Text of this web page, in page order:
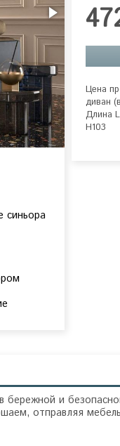
синьора
Цена
диван
Длина
H103
и
отправляя